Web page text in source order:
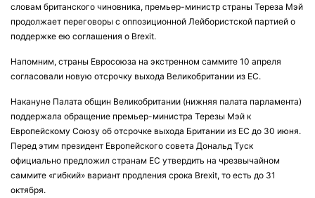
словам британского чиновника, премьер-министр страны Тереза Мэй
продолжает переговоры с оппозиционной Лейбористской партией о
поддержке ею соглашения о Brexit.
Напомним, страны Евросоюза на экстренном саммите 10 апреля
согласовали новую отсрочку выхода Великобритании из ЕС.
Накануне Палата общин Великобритании (нижняя палата парламента)
поддержала обращение премьер-министра Терезы Мэй к
Европейскому Союзу об отсрочке выхода Британии из ЕС до 30 июня.
Перед этим президент Европейского совета Дональд Туск
официально предложил странам ЕС утвердить на чрезвычайном
саммите «гибкий» вариант продления срока Brexit, то есть до 31
октября.